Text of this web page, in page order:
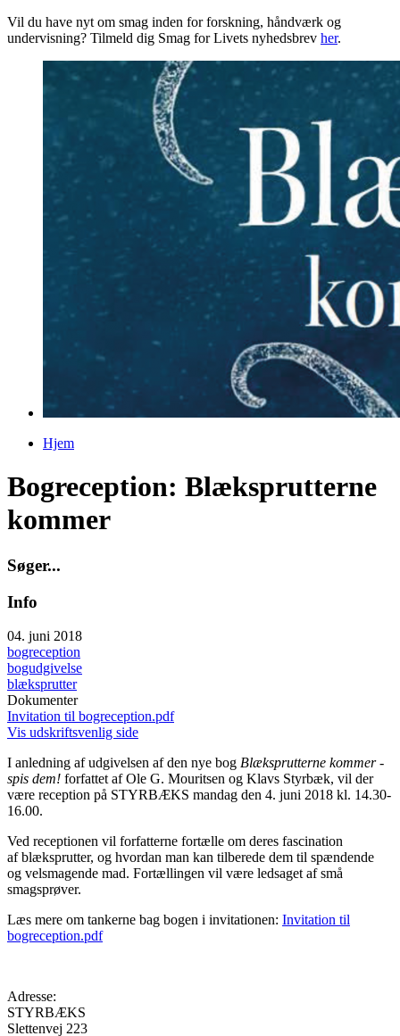
Vil du have nyt om smag inden for forskning, håndværk og
undervisning? Tilmeld dig Smag for Livets nyhedsbrev her.
Hjem
Bogreception: Blæksprutterne
kommer
Søger...
Info
04. juni 2018
bogreception
bogudgivelse
blæksprutter
Dokumenter
Invitation til bogreception.pdf
Vis udskriftsvenlig side
I anledning af udgivelsen af den nye bog Blæksprutterne kommer -
spis dem! forfattet af Ole G. Mouritsen og Klavs Styrbæk, vil der
være reception på STYRBÆKS mandag den 4. juni 2018 kl. 14.30-
16.00.
Ved receptionen vil forfatterne fortælle om deres fascination
af blæksprutter, og hvordan man kan tilberede dem til spændende
og velsmagende mad. Fortællingen vil være ledsaget af små
smagsprøver.
Læs mere om tankerne bag bogen i invitationen: Invitation til
bogreception.pdf
Adresse:
STYRBÆKS
Slettenvej 223